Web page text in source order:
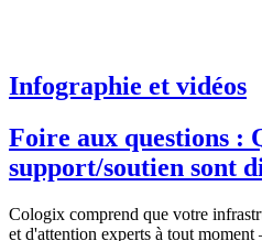
Infographie et vidéos
Foire aux questions :
support/soutien sont
Cologix comprend que votre
et d'attention experts à tout